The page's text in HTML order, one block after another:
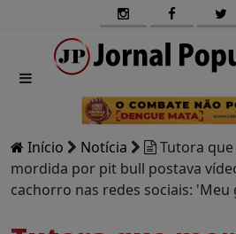
Início Notícia
Tutora
mordida por pit bull postava
cachorro nas redes sociais: 'Meu